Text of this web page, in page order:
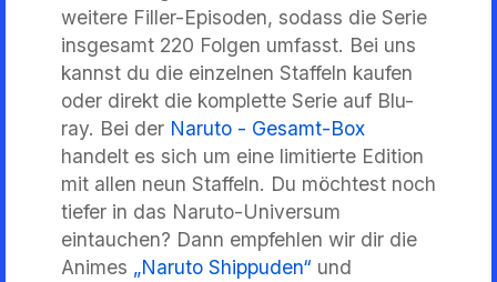
weitere Filler-Episoden, sodass die Serie
insgesamt 220 Folgen umfasst. Bei uns
kannst du die einzelnen Staffeln kaufen
oder direkt die komplette Serie auf Blu-
ray. Bei der Naruto - Gesamt-Box
handelt es sich um eine limitierte Edition
mit allen neun Staffeln. Du möchtest noch
tiefer in das Naruto-Universum
eintauchen? Dann empfehlen wir dir die
Animes „Naruto Shippuden“ und